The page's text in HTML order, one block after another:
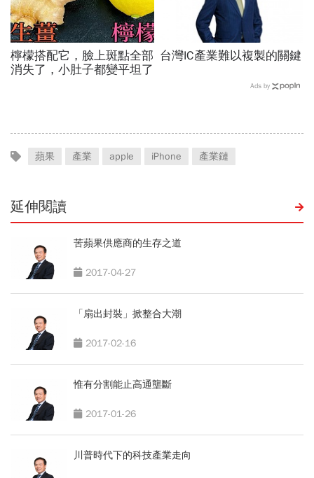
檸檬搭配它，臉上斑點全部
消失了，小肚子都變平坦了
台灣IC產業難以複製的關鍵
Ads by
蘋果 產業 apple iPhone 產業鏈
延伸閱讀
苦蘋果供應商的生存之道
2017-04-27
「扇出封裝」掀整合大潮
2017-02-16
惟有分割能止高通壟斷
2017-01-26
川普時代下的科技產業走向